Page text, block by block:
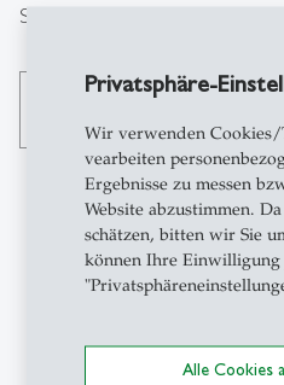
Privatsphäre-
Wir verwenden Cookies/
vearbeiten
Ergebnisse zu messen
Website abzustimmen.
schätzen, bitten wir Sie
können Ihre
Alle Cookies
Suche